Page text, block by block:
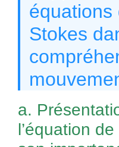
équations
Stokes
a.
l’équation